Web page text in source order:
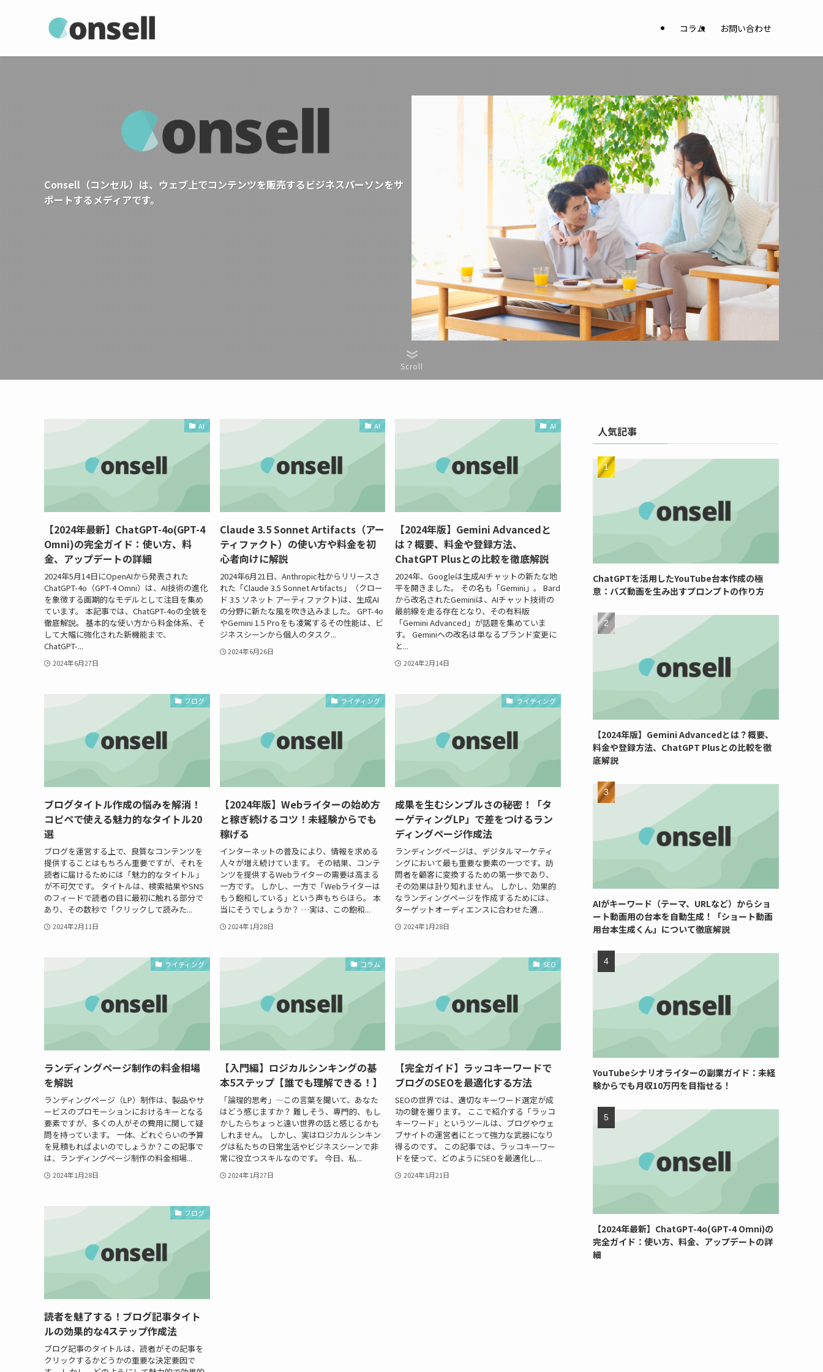
コラム お問い合わせ
Consell（コンセル）は、ウェブ上でコンテンツを販売するビジネスパーソンをサ
ポートするメディアです。
Scroll
AI
【2024年最新】ChatGPT-4o(GPT-4
Omni)の完全ガイド：使い方、料
金、アップデートの詳細
2024年5月14日にOpenAIから発表された
ChatGPT-4o（GPT-4 Omni）は、AI技術の進化
を象徴する画期的なモデルとして注目を集め
ています。 本記事では、ChatGPT-4oの全貌を
徹底解説。 基本的な使い方から料金体系、そ
して大幅に強化された新機能まで、
ChatGPT-...
2024年6月27日
AI
Claude 3.5 Sonnet Artifacts（アー
ティファクト）の使い方や料金を初
心者向けに解説
2024年6月21日、Anthropic社からリリースさ
れた「Claude 3.5 Sonnet Artifacts」（クロー
ド 3.5 ソネット アーティファクト)は、生成AI
の分野に新たな風を吹き込みました。 GPT-4o
やGemini 1.5 Proをも凌駕するその性能は、ビ
ジネスシーンから個人のタスク...
2024年6月26日
AI
【2024年版】Gemini Advancedと
は？概要、料金や登録方法、
ChatGPT Plusとの比較を徹底解説
2024年、Googleは生成AIチャットの新たな地
平を開きました。 その名も「Gemini」。 Bard
から改名されたGeminiは、AIチャット技術の
最前線を走る存在となり、その有料版
「Gemini Advanced」が話題を集めていま
す。 Geminiへの改名は単なるブランド変更に
と...
2024年2月14日
ブログ
ブログタイトル作成の悩みを解消！
コピペで使える魅力的なタイトル20
選
ブログを運営する上で、良質なコンテンツを
提供することはもちろん重要ですが、それを
読者に届けるためには「魅力的なタイトル」
が不可欠です。 タイトルは、検索結果やSNS
のフィードで読者の目に最初に触れる部分で
あり、その数秒で「クリックして読みた...
2024年2月11日
ライティング
【2024年版】Webライターの始め方
と稼ぎ続けるコツ！未経験からでも
稼げる
インターネットの普及により、情報を求める
人々が増え続けています。 その結果、コンテ
ンツを提供するWebライターの需要は高まる
一方です。 しかし、一方で「Webライターは
もう飽和している」という声もちらほら。 本
当にそうでしょうか？ …実は、この飽和...
2024年1月28日
ライティング
成果を生むシンプルさの秘密！「タ
ーゲティングLP」で差をつけるラン
ディングページ作成法
ランディングページは、デジタルマーケティ
ングにおいて最も重要な要素の一つです。訪
問者を顧客に変換するための第一歩であり、
その効果は計り知れません。 しかし、効果的
なランディングページを作成するためには、
ターゲットオーディエンスに合わせた適...
2024年1月28日
ライティング
ランディングページ制作の料金相場
を解説
ランディングページ（LP）制作は、製品やサ
ービスのプロモーションにおけるキーとなる
要素ですが、多くの人がその費用に関して疑
問を持っています。 一体、どれぐらいの予算
を見積もればよいのでしょうか？この記事で
は、ランディングページ制作の料金相場...
2024年1月28日
コラム
【入門編】ロジカルシンキングの基
本5ステップ【誰でも理解できる！】
「論理的思考」—この言葉を聞いて、あなた
はどう感じますか？ 難しそう、専門的、もし
かしたらちょっと遠い世界の話と感じるかも
しれません。 しかし、実はロジカルシンキン
グは私たちの日常生活やビジネスシーンで非
常に役立つスキルなのです。 今日、私...
2024年1月27日
SEO
【完全ガイド】ラッコキーワードで
ブログのSEOを最適化する方法
SEOの世界では、適切なキーワード選定が成
功の鍵を握ります。 ここで紹介する「ラッコ
キーワード」というツールは、ブログやウェ
ブサイトの運営者にとって強力な武器になり
得るのです。 この記事では、ラッコキーワー
ドを使って、どのようにSEOを最適化し...
2024年1月21日
ブログ
読者を魅了する！ブログ記事タイト
ルの効果的な4ステップ作成法
ブログ記事のタイトルは、読者がその記事を
クリックするかどうかの重要な決定要因で
人気記事
ChatGPTを活用したYouTube台本作成の極
意：バズ動画を生み出すプロンプトの作り方
【2024年版】Gemini Advancedとは？概要、
料金や登録方法、ChatGPT Plusとの比較を徹
底解説
AIがキーワード（テーマ、URLなど）からショ
ート動画用の台本を自動生成！「ショート動画
用台本生成くん」について徹底解説
YouTubeシナリオライターの副業ガイド：未経
験からでも月収10万円を目指せる！
【2024年最新】ChatGPT-4o(GPT-4 Omni)の
完全ガイド：使い方、料金、アップデートの詳
細